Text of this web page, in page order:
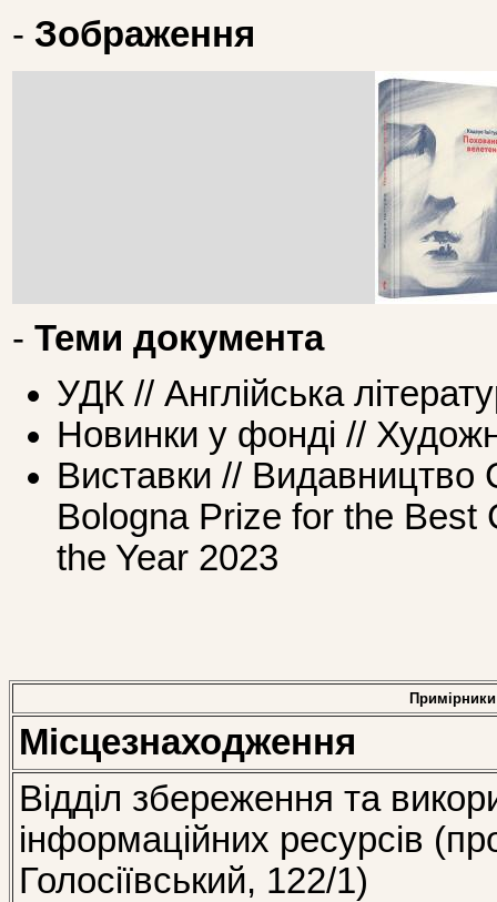
- Зображення
- Теми документа
УДК // Англійська
Новинки у фонді //
Виставки // Видавництво
Bologna Prize for the Best
the Year 2023
Примірники
Місцезнаходження
Відділ збереження та
інформаційних ресурсів
Голосіївський, 122/1)